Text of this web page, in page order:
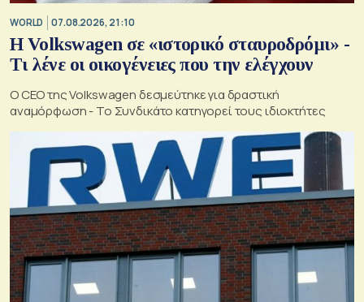
WORLD 07.08.2026, 21:10
Η Volkswagen σε «ιστορικό σταυροδρόμι» -
Τι λένε οι οικογένειες που την ελέγχουν
Ο CEO της Volkswagen δεσμεύτηκε για δραστική
αναμόρφωση - Το Συνδικάτο κατηγορεί τους ιδιοκτήτες